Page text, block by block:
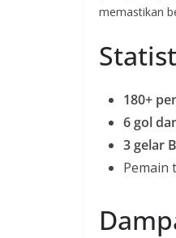
memastikan
180+
6 gol
3 gelar
Pemain